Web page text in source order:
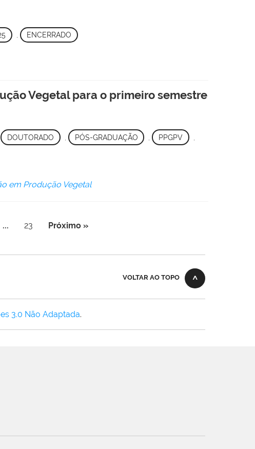
ENCERRADO
Vegetal para o primeiro semestre
DOUTORADO PÓS-GRADUAÇÃO , PPGPV
em Produção Vegetal
... 23 Próximo »
VOLTAR AO TOPO
3.0 Não Adaptada.